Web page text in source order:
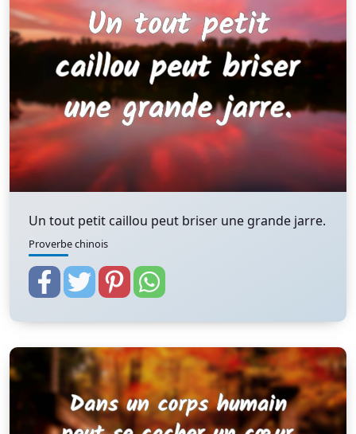
Un tout petit caillou peut briser une grande jarre.
Proverbe chinois